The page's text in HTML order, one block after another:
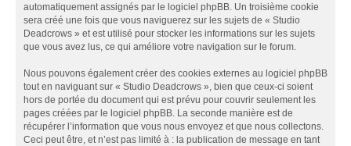
automatiquement assignés par le logiciel phpBB. Un troisième cookie
sera créé une fois que vous naviguerez sur les sujets de « Studio
Deadcrows » et est utilisé pour stocker les informations sur les sujets
que vous avez lus, ce qui améliore votre navigation sur le forum.
Nous pouvons également créer des cookies externes au logiciel phpBB
tout en naviguant sur « Studio Deadcrows », bien que ceux-ci soient
hors de portée du document qui est prévu pour couvrir seulement les
pages créées par le logiciel phpBB. La seconde manière est de
récupérer l’information que vous nous envoyez et que nous collectons.
Ceci peut être, et n’est pas limité à : la publication de message en tant